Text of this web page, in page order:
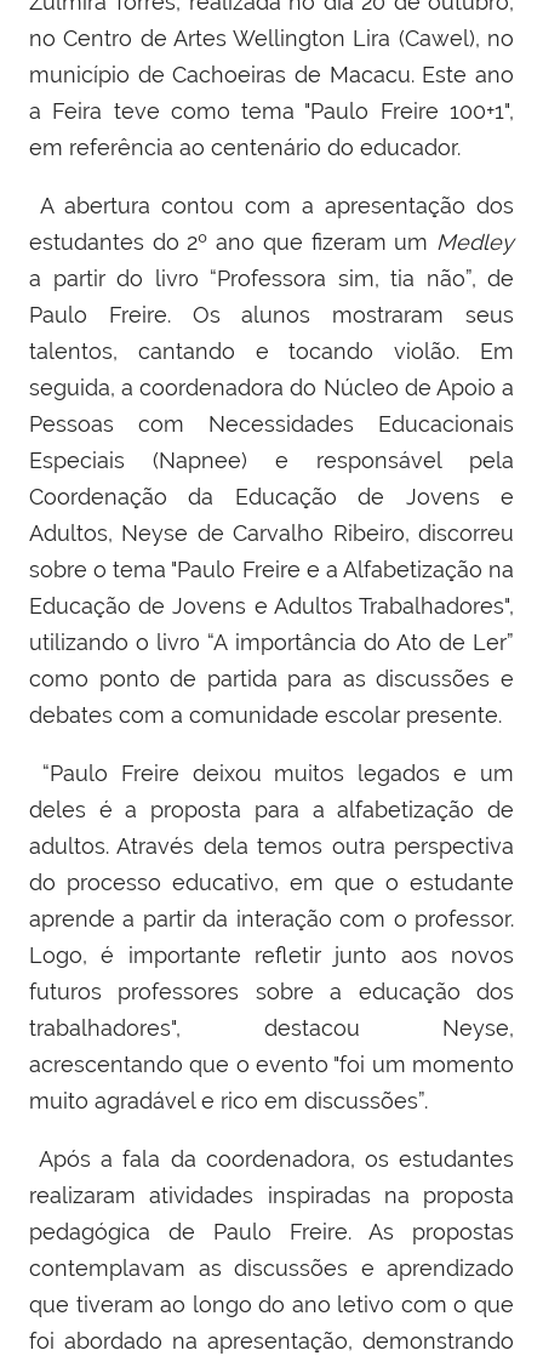
noCentro de Artes Wellington Lira (Cawel), no
município de Cachoeiras de Macacu. Este ano
a Feira teve como tema "Paulo Freire 100+1",
em referência ao centenário do educador.
A abertura contou com a apresentação dos
estudantes do 2º ano que fizeram um Medley
a partir do livro “Professora sim, tia não”, de
Paulo Freire. Os alunos mostraram seus
talentos, cantando e tocando violão. Em
seguida, a coordenadora do Núcleo de Apoio a
Pessoas com Necessidades Educacionais
Especiais (Napnee) e responsável pela
Coordenação da Educação de Jovens e
Adultos, Neyse de Carvalho Ribeiro, discorreu
sobre o tema "Paulo Freire e a Alfabetização na
Educação de Jovens e Adultos Trabalhadores",
utilizando o livro “A importância do Ato de Ler”
como ponto de partida para as discussões e
debates com a comunidade escolar presente.
“Paulo Freire deixou muitos legados e um
deles é a proposta para a alfabetização de
adultos. Através dela temos outra perspectiva
do processo educativo, em que o estudante
aprende a partir da interação com o professor.
Logo, é importante refletir junto aos novos
futuros professores sobre a educação dos
trabalhadores", destacou Neyse,
acrescentando que o evento "foi um momento
muito agradável e rico em discussões”.
Após a fala da coordenadora, os estudantes
realizaram atividades inspiradas na proposta
pedagógica de Paulo Freire. As propostas
contemplavam as discussões e aprendizado
que tiveram ao longo do ano letivo com o que
foi abordado na apresentação, demonstrando